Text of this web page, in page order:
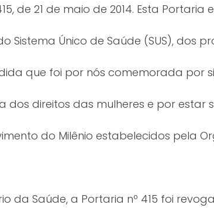
de 21 de maio de 2014. Esta Portaria
Sistema Único de Saúde (SUS), dos
que foi por nós comemorada por
direitos das mulheres e por estar
do Milênio estabelecidos pela
da Saúde, a Portaria nº 415 foi